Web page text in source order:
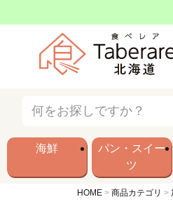
海鮮
パン・スイー
ツ
HOME 商品カテゴリ